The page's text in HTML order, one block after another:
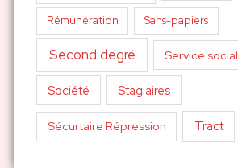
Rémunération Sans-papiers
Second degré Service social
Société Stagiaires
Sécurtaire Répression Tract